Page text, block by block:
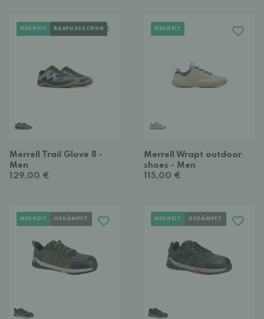
NEUHEIT BARFUSSSCHUH
Merrell Trail Glove 8 -
Men
129,00 €
NEUHEIT
Merrell Wrapt outdoor
shoes - Men
115,00 €
NEUHEIT GEDÄMPFT NEUHEIT GEDÄMPFT